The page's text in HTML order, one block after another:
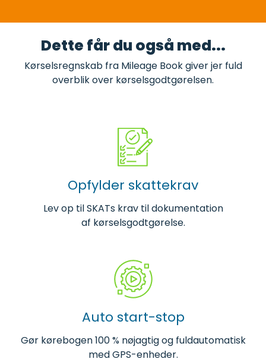
Dette får du også med...
Kørselsregnskab fra Mileage Book giver jer fuld
overblik over kørselsgodtgørelsen.
Opfylder skattekrav
Lev op til SKATs krav til dokumentation
af kørselsgodtgørelse.
Auto start-stop
Gør kørebogen 100 % nøjagtig og fuldautomatisk
med GPS-enheder.